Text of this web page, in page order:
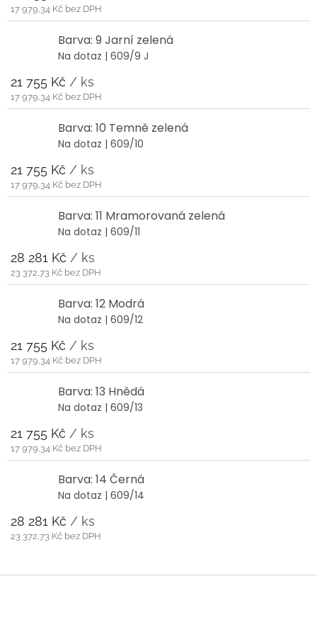
17 979,34 Kč bez DPH
Barva: 9 Jarní zelená
Na dotaz | 609/9 J
21 755 Kč / ks
17 979,34 Kč bez DPH
Barva: 10 Temně zelená
Na dotaz | 609/10
21 755 Kč / ks
17 979,34 Kč bez DPH
Barva: 11 Mramorovaná zelená
Na dotaz | 609/11
28 281 Kč / ks
23 372,73 Kč bez DPH
Barva: 12 Modrá
Na dotaz | 609/12
21 755 Kč / ks
17 979,34 Kč bez DPH
Barva: 13 Hnědá
Na dotaz | 609/13
21 755 Kč / ks
17 979,34 Kč bez DPH
Barva: 14 Černá
Na dotaz | 609/14
28 281 Kč / ks
23 372,73 Kč bez DPH